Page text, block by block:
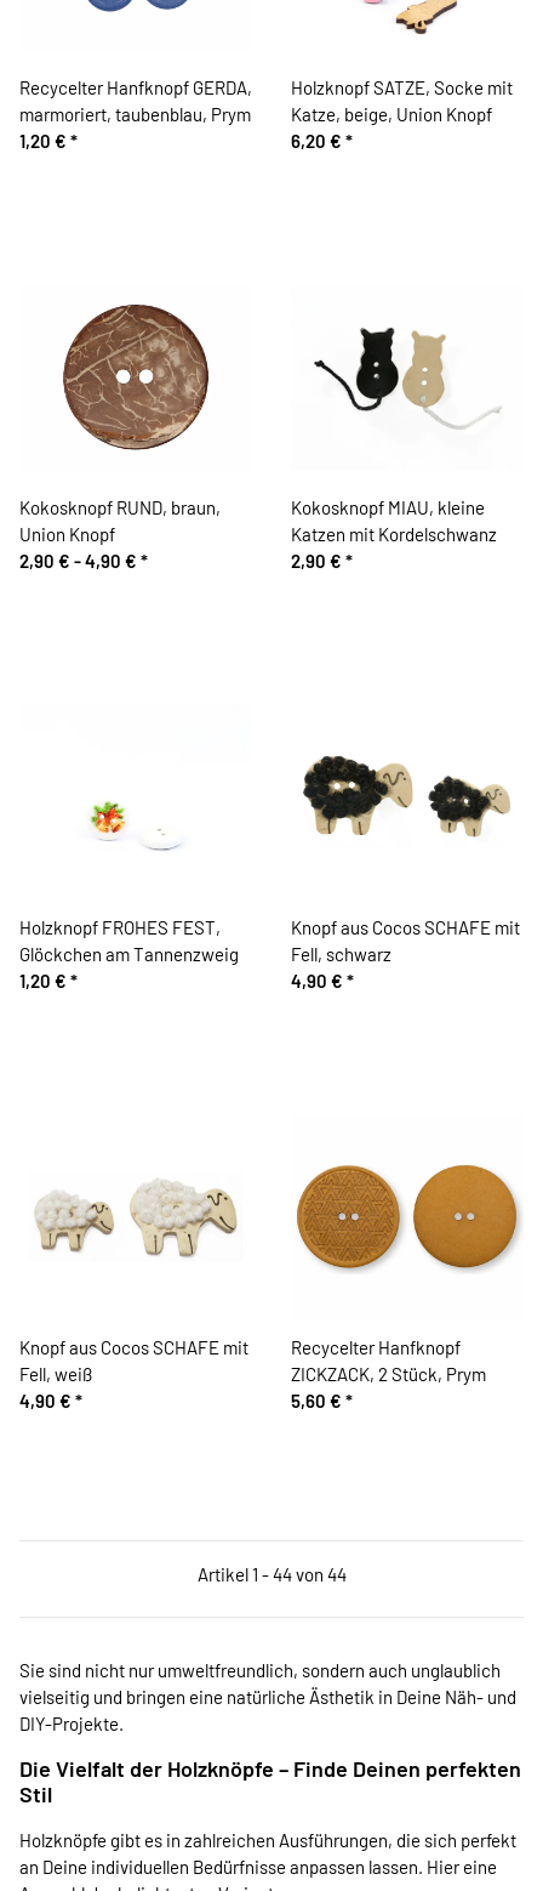
Recycelter Hanfknopf GERDA,
marmoriert, taubenblau, Prym
1,20 € *
Holzknopf SATZE, Socke mit
Katze, beige, Union Knopf
6,20 € *
Kokosknopf RUND, braun,
Union Knopf
2,90 € -4,90 € *
Kokosknopf MIAU, kleine
Katzen mit Kordelschwanz
2,90 € *
Holzknopf FROHES FEST,
Glöckchen am Tannenzweig
1,20 € *
Knopf aus Cocos SCHAFE mit
Fell, schwarz
4,90 € *
Knopf aus Cocos SCHAFE mit
Fell, weiß
4,90 € *
Recycelter Hanfknopf
ZICKZACK, 2 Stück, Prym
5,60 € *
Artikel 1 - 44 von 44
Sie sind nicht nur umweltfreundlich, sondern auch unglaublich
vielseitig und bringen eine natürliche Ästhetik in Deine Näh- und
DIY-Projekte.
Die Vielfalt der Holzknöpfe – Finde Deinen perfekten
Stil
Holzknöpfe gibt es in zahlreichen Ausführungen, die sich perfekt
an Deine individuellen Bedürfnisse anpassen lassen. Hier eine